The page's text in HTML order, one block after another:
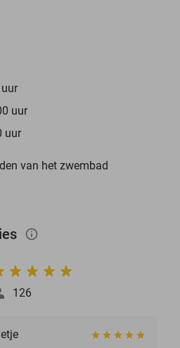
uur
uur
van het zwembad
info_outlined
126